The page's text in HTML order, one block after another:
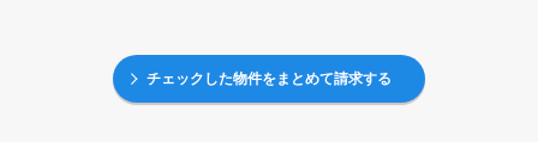
チェックした物件をまとめて請求する